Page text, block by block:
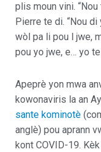
plis moun vini.
Pierre te di. “Nou
wòl pa li pou l jwe,
pou yo jwe, e… yo
Apeprè yon mwa
kowonaviris la an
sante kominotè
anglè) pou aprann
kont COVID-19.